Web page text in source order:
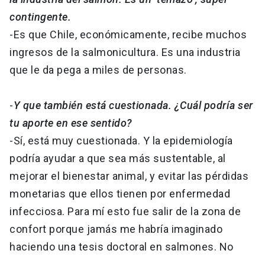
contingente.
-Es que Chile, económicamente, recibe muchos
ingresos de la salmonicultura. Es una industria
que le da pega a miles de personas.
-Y que también está cuestionada. ¿Cuál podría ser
tu aporte en ese sentido?
-Sí, está muy cuestionada. Y la epidemiología
podría ayudar a que sea más sustentable, al
mejorar el bienestar animal, y evitar las pérdidas
monetarias que ellos tienen por enfermedad
infecciosa. Para mí esto fue salir de la zona de
confort porque jamás me habría imaginado
haciendo una tesis doctoral en salmones. No